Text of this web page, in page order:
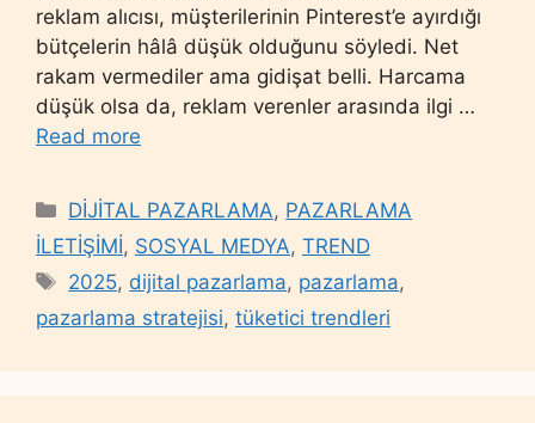
reklam alıcısı, müşterilerinin Pinterest’e ayırdığı
bütçelerin hâlâ düşük olduğunu söyledi. Net
rakam vermediler ama gidişat belli. Harcama
düşük olsa da, reklam verenler arasında ilgi …
Read more
Categories
DİJİTAL PAZARLAMA, PAZARLAMA
İLETİŞİMİ, SOSYAL MEDYA, TREND
Tags
2025, dijital pazarlama, pazarlama,
pazarlama stratejisi, tüketici trendleri